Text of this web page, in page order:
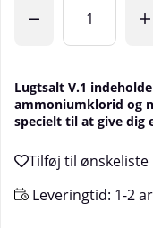
Lugtsalt V.1
ammoniumklorid og
specielt til at give dig
Leveringtid: 1-2